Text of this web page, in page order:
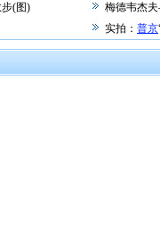
(图)
梅德韦杰
实拍： 普京